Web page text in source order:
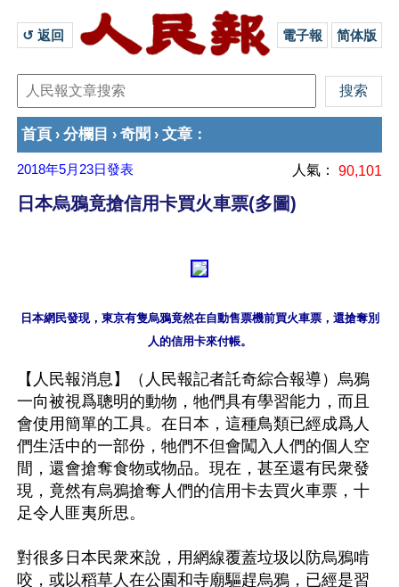
↺ 返回 電子報 简体版
首頁 › 分欄目 › 奇聞 › 文章 ：
2018年5月23日發表 人氣： 90,101
日本烏鴉竟搶信用卡買火車票(多圖)
日本網民發現，東京有隻烏鴉竟然在自動售票機前買火車票，還搶奪別
【人民報消息】（人民報記者託奇綜合報導）烏鴉
一向被視爲聰明的動物，牠們具有學習能力，而且
會使用簡單的工具。在日本，這種鳥類已經成爲人
們生活中的一部份，牠們不但會闖入人們的個人空
間，還會搶奪食物或物品。現在，甚至還有民衆發
現，竟然有烏鴉搶奪人們的信用卡去買火車票，十
足令人匪夷所思。
對很多日本民衆來說，用網線覆蓋垃圾以防烏鴉啃
咬，或以稻草人在公園和寺廟驅趕烏鴉，已經是習